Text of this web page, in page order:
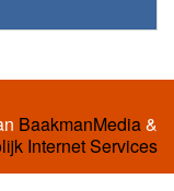
BaakmanMedia&
Internet Services